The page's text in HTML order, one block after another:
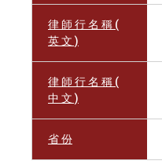
律 師 行 名 稱 (
英 文 )
律 師 行 名 稱 (
中 文 )
省 份